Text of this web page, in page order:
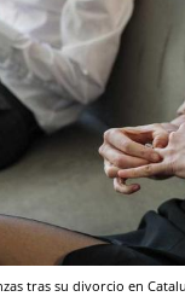
tras su divorcio en